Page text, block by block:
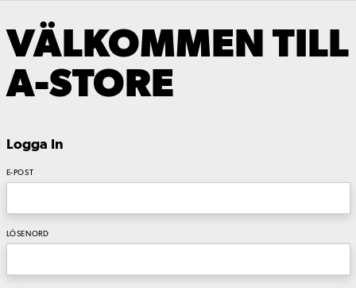
VÄLKOMMEN TILL
A-STORE
Logga In
E-POST
LÖSENORD